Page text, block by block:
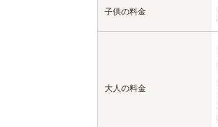
子供の料金
大人の料金